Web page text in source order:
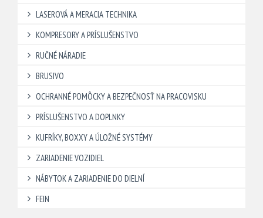
LASEROVÁ A MERACIA TECHNIKA
KOMPRESORY A PRÍSLUŠENSTVO
RUČNÉ NÁRADIE
BRUSIVO
OCHRANNÉ POMÔCKY A BEZPEČNOSŤ NA PRACOVISKU
PRÍSLUŠENSTVO A DOPLNKY
KUFRÍKY, BOXXY A ÚLOŽNÉ SYSTÉMY
ZARIADENIE VOZIDIEL
NÁBYTOK A ZARIADENIE DO DIELNÍ
FEIN